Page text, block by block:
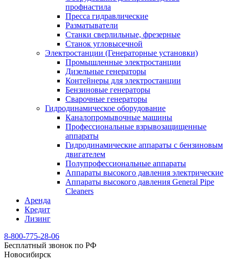
профнастила
Пресса гидравлические
Разматыватели
Станки сверлильные, фрезерные
Станок угловысечной
Электростанции (Генераторные установки)
Промышленные электростанции
Дизельные генераторы
Контейнеры для электростанции
Бензиновые генераторы
Сварочные генераторы
Гидродинамическое оборудование
Каналопромывочные машины
Профессиональные взрывозащищенные
аппараты
Гидродинамические аппараты с бензиновым
двигателем
Полупрофессиональные аппараты
Аппараты высокого давления электрические
Аппараты высокого давления General Pipe
Cleaners
Аренда
Кредит
Лизинг
8-800-775-28-06
Бесплатный звонок по РФ
Новосибирск